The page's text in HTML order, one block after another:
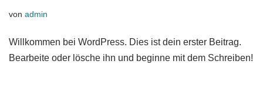
von admin
Willkommen bei WordPress. Dies ist dein erster Beitrag.
Bearbeite oder lösche ihn und beginne mit dem Schreiben!